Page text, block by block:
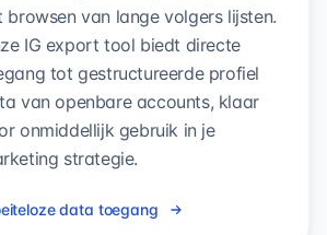
browsen van lange volgers lijsten.
IG export tool biedt directe
tot gestructureerde profiel
van openbare accounts, klaar
onmiddellijk gebruik in je
strategie.
data toegang